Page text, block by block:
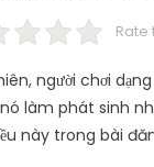
Rate
người chơi
làm phát sinh
này trong bài